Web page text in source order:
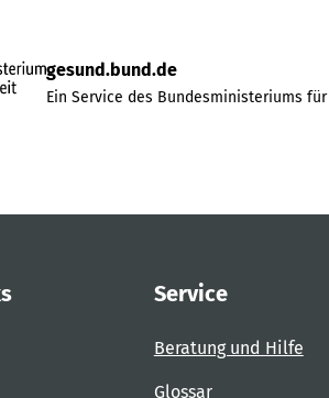
gesund.bund.de
Ein Service des Bundesministeriums
Service
Beratung und Hilfe
Glossar